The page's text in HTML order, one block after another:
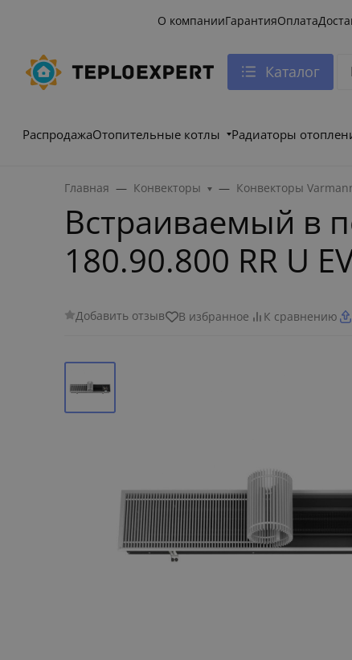
О компанииГарантияОплата
Каталог
РаспродажаОтопительные котлы Радиаторы
Главная Конвекторы Конвекторы
Встраиваемый в
180.90.800 RR U
Добавить отзыв В избранное К сравнению